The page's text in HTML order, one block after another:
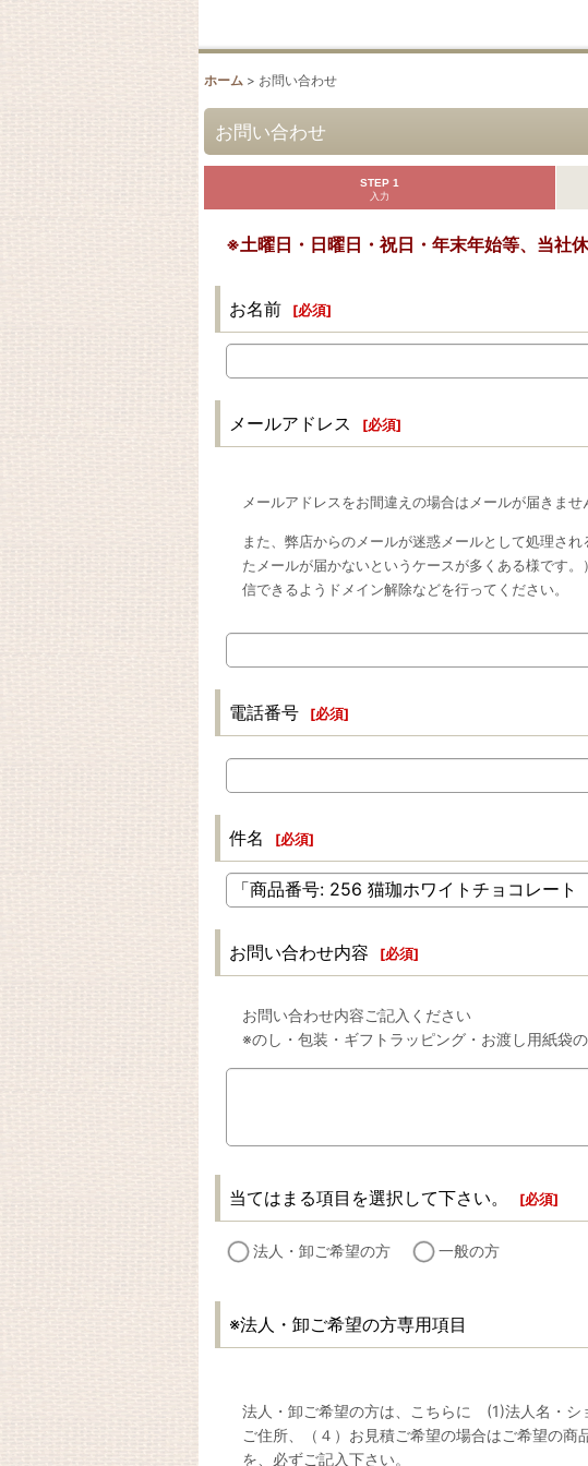
ホーム > お問い合わせ
お問い合わせ
STEP 1
入力
※土曜日・日曜日・祝日・年末年始等、当社
お名前 [必須]
メールアドレス [必須]
メールアドレスをお間違えの場合はメールが届きませ
また、弊店からのメールが迷惑メールとして処理さ
たメールが届かないというケースが多くある様です
信できるようドメイン解除などを行ってください。
電話番号 [必須]
件名 [必須]
お問い合わせ内容 [必須]
お問い合わせ内容ご記入ください
※のし・包装・ギフトラッピング・お渡し用紙袋
当てはまる項目を選択して下さい。 [必須]
法人・卸ご希望の方 一般の方
※法人・卸ご希望の方専用項目
法人・卸ご希望の方は、こちらに (1)法人名・シ
ご住所、（４）お見積ご希望の場合はご希望の
を、必ずご記入下さい。